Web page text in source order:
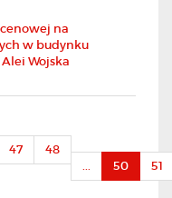
na
w budynku
Wojska
47
48
...
50
51